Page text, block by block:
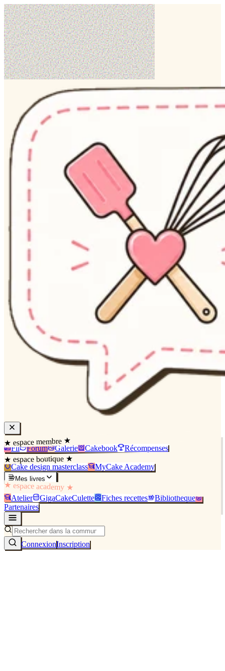
★ espace membre ★
Fil Forum Galerie Cakebook Récompenses
★ espace boutique ★
Cake design masterclass MyCake Academy
Mes livres
★ espace academy ★
Atelier GigaCakeCulette Fiches recettes
Bibliothèque
Partenaires
ConnexionInscription